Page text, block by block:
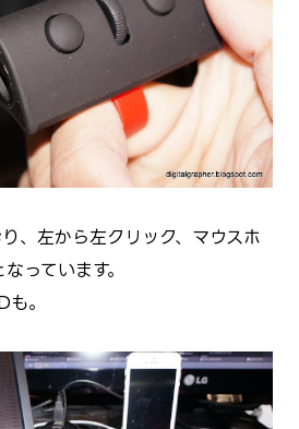
、左から左クリック、マウスホ
っています。
。